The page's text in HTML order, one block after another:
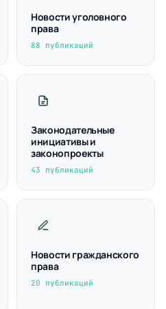
Новости уголовного
права
88 публикаций
Законодательные
инициативы и
законопроекты
43 публикаций
Новости гражданского
права
20 публикаций